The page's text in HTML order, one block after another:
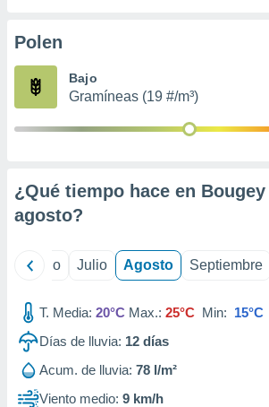
e
mediante
de
1199
Polen
Bajo
Gramíneas (19 #/m³)
¿Qué tiempo hace en Bougey
agosto?
Junio Julio Agosto Septiembre
T. Media: 20°C Max.: 25°C Min: 15°C
Días de lluvia: 12 días
Acum. de lluvia: 78 l/m²
Viento medio: 9 km/h